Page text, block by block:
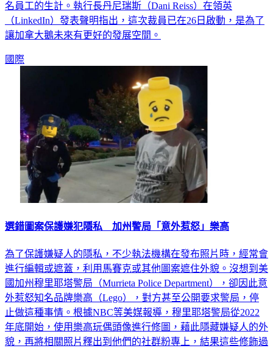
名員工的生計。執行長丹尼瑞斯（Dani Reiss）在領英
（LinkedIn）發表聲明指出，這次裁員已在26日啟動，是為了
讓加拿大鵝未來有更好的發展空間。
國際
選錯圖案保護嫌犯隱私 加州警局「意外惹怒」樂高
為了保護嫌疑人的隱私，不少執法機構在發布照片時，經常會
進行編輯或遮蓋，利用馬賽克或其他圖案遮住外貌。沒想到美
國加州穆里耶塔警局（Murrieta Police Department），卻因此意
外惹怒知名品牌樂高（Lego），對方甚至公開要求警局，停
止做這種事情。根據NBC等美媒報導，穆里耶塔警局從2022
年底開始，使用樂高玩偶頭像進行修圖，藉此隱藏嫌疑人的外
貌，再將相關照片釋出到他們的社群粉專上，結果這些修飾過